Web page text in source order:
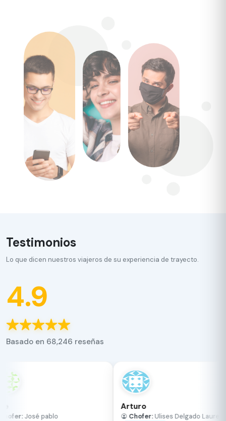
Testimonios
Lo que dicen nuestros viajeros de su experiencia de trayecto.
4.9
Basado en 68,246 reseñas
José pablo
Arturo
Chofer:Ulises Delgado